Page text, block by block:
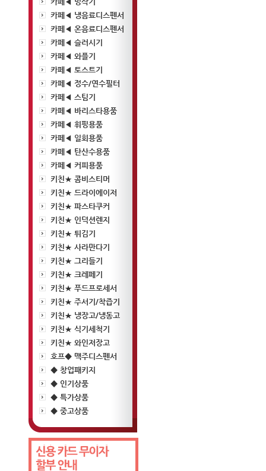
카페◀ 냉음료디스펜서
카페◀ 온음료디스펜서
카페◀ 슬러시기
카페◀ 와플기
카페◀ 토스트기
카페◀ 정수/연수필터
카페◀ 스팀기
카페◀ 바리스타용품
카페◀ 휘핑용품
카페◀ 일회용품
카페◀ 탄산수용품
카페◀ 커피용품
키친★ 콤비스티머
키친★ 드라이에이저
키친★ 파스타쿠커
키친★ 인덕션렌지
키친★ 튀김기
키친★ 사라만다기
키친★ 그리들기
키친★ 크레페기
키친★ 푸드프로세서
키친★ 주서기/착즙기
키친★ 냉장고/냉동고
키친★ 식기세척기
키친★ 와인저장고
호프◆ 맥주디스펜서
◆ 창업패키지
◆ 인기상품
◆ 특가상품
◆ 중고상품